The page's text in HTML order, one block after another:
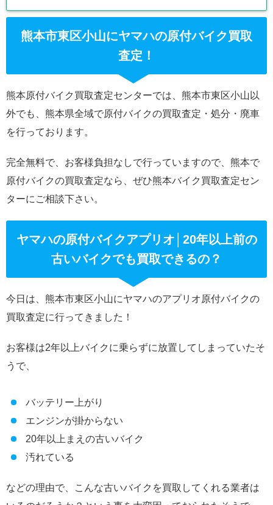
熊本市東区小山にヤマハの原付バイク買取
査定！
熊本原付バイク買取査定センターでは、熊本市東区小山以
外でも、熊本県全域で原付バイクの買取査定・処分・廃車
を行っております。
完全無料で、お客様負担なしで行っていますので、熊本で
原付バイクの買取査定なら、ぜひ熊本バイク買取査定セン
ターにご相談下さい。
ヤマハの原付バイクアプリオ│20年以上前の
古いバイクでも買取できるの？
今日は、熊本市東区小山にヤマハのアプリオ原付バイクの
買取査定に行ってきました！
お客様は2年以上バイクに乗らずに放置してしまっていたそ
うで、
バッテリー上がり
エンジンが掛からない
20年以上まえの古いバイク
汚れている
などの理由で、こんな古いバイクを買取してくれる業者は